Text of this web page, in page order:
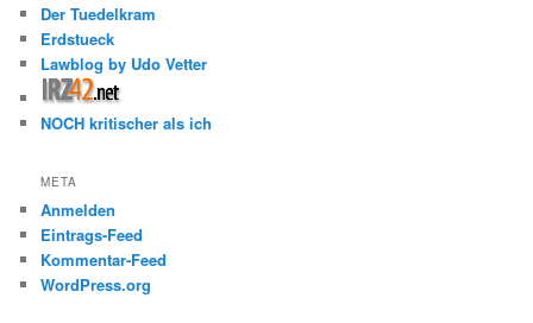
Der Tuedelkram
Erdstueck
Lawblog by Udo Vetter
NOCH kritischer als ich
META
Anmelden
Eintrags-Feed
Kommentar-Feed
WordPress.org